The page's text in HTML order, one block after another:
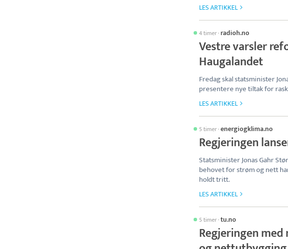
LES ARTIKKEL
4 timer· radioh.no
Vestre varsler
Haugalandet
Fredag skal statsminister
presentere nye tiltak for
LES ARTIKKEL
5 timer·energiogklima.no
Regjeringen
Statsminister Jonas Gahr
behovet for strøm og nett
holdt tritt.
LES ARTIKKEL
5 timer·tu.no
Regjeringen